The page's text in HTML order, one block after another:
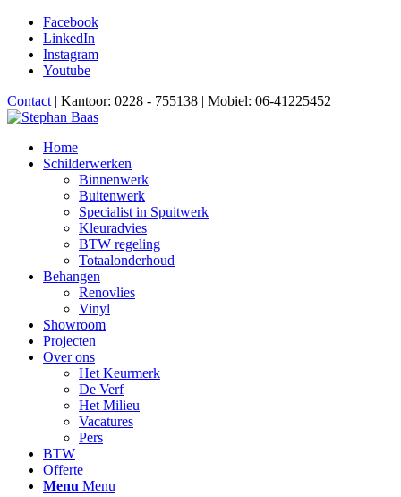
Facebook
LinkedIn
Instagram
Youtube
Contact | Kantoor: 0228 - 755138 | Mobiel: 06-41225452
Home
Schilderwerken
Binnenwerk
Buitenwerk
Specialist in Spuitwerk
Kleuradvies
BTW regeling
Totaalonderhoud
Behangen
Renovlies
Vinyl
Showroom
Projecten
Over ons
Het Keurmerk
De Verf
Het Milieu
Vacatures
Pers
BTW
Offerte
Menu Menu